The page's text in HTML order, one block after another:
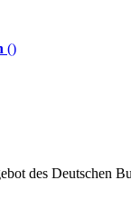
()
des Deutschen